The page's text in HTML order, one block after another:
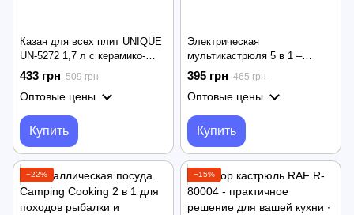
Казан для всех плит UNIQUE
UN-5272 1,7 л с керамико-
мраморным покрытием ∙
Мраморный казан с крышкой
UNIQUE UN-5272, 1,7 литра
433 грн 509 грн
Оптовые цены
Купить
Электрическая
мультикастрюля 5 в 1 –
пароварка и рисоварка ∙
Многофункциональная
кастрюля 5 в 1 с функцией
395 грн 465 грн
Оптовые цены
Купить
−22% −15%